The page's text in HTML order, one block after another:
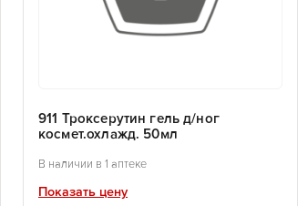
911 Троксерутин гель д/ног
космет.охлажд. 50мл
В наличии в 1 аптеке
Показать цену